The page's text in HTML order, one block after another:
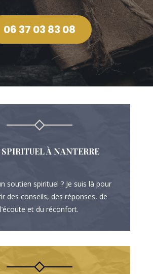
06 37 03 83 08
À NANTERRE
soutien spirituel ? Je suis là pour
des conseils, des réponses, de
l’écoute et du réconfort.